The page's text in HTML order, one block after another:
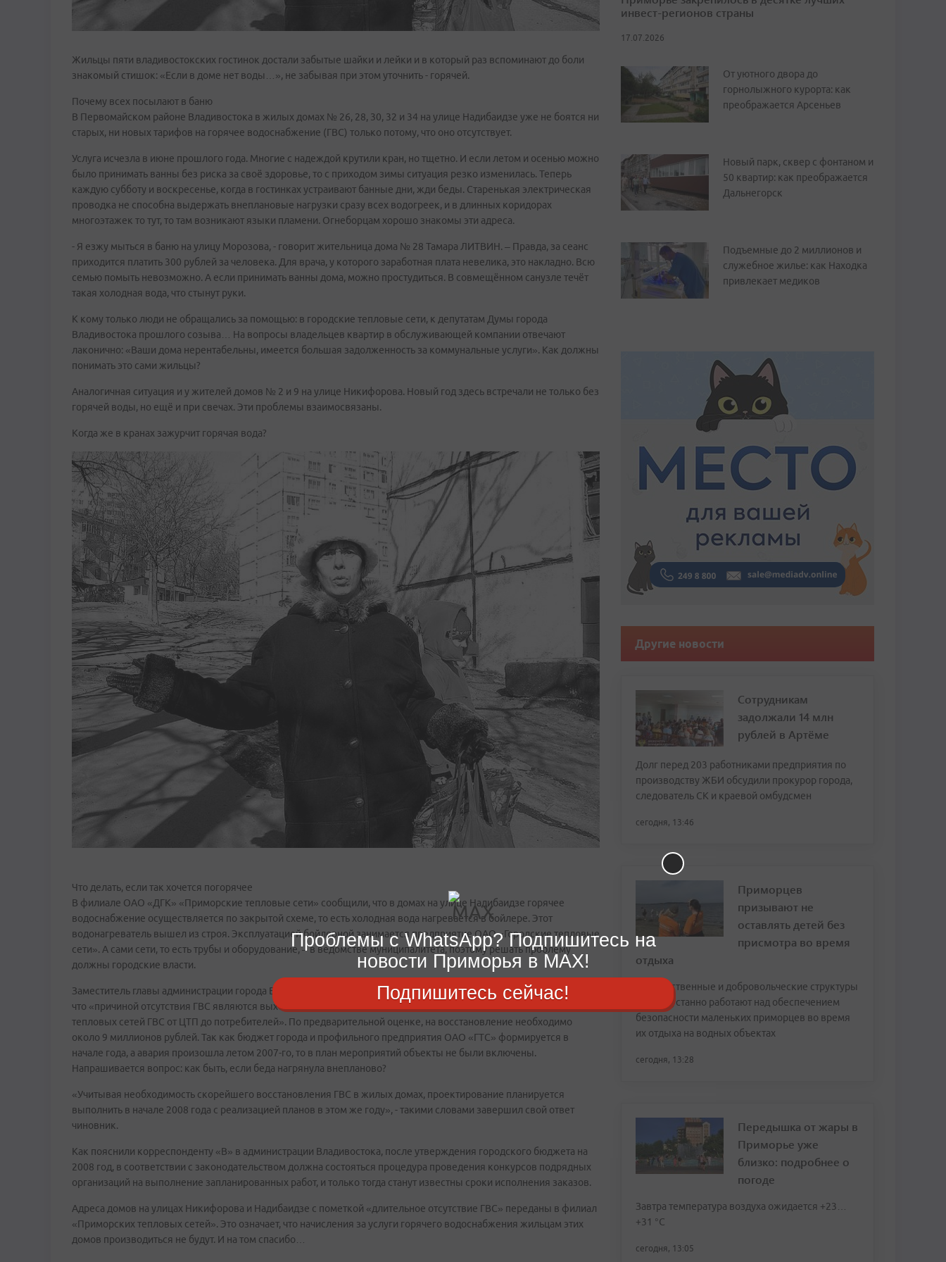
Жильцы пяти владивостокских гостинок достали забытые шайки и лейки и в который раз вспоминают до боли
знакомый стишок: «Если в доме нет воды…», не забывая при этом уточнить - горячей.
Почему всех посылают в баню
В Первомайском районе Владивостока в жилых домах № 26, 28, 30, 32 и 34 на улице Надибаидзе уже не боятся ни
старых, ни новых тарифов на горячее водоснабжение (ГВС) только потому, что оно отсутствует.
Услуга исчезла в июне прошлого года. Многие с надеждой крутили кран, но тщетно. И если летом и осенью можно
было принимать ванны без риска за своё здоровье, то с приходом зимы ситуация резко изменилась. Теперь
каждую субботу и воскресенье, когда в гостинках устраивают банные дни, жди беды. Старенькая электрическая
проводка не способна выдержать внеплановые нагрузки сразу всех водогреек, и в длинных коридорах
многоэтажек то тут, то там возникают языки пламени. Огнеборцам хорошо знакомы эти адреса.
- Я езжу мыться в баню на улицу Морозова, - говорит жительница дома № 28 Тамара ЛИТВИН. – Правда, за сеанс
приходится платить 300 рублей за человека. Для врача, у которого заработная плата невелика, это накладно. Всю
семью помыть невозможно. А если принимать ванны дома, можно простудиться. В совмещённом санузле течёт
такая холодная вода, что стынут руки.
К кому только люди не обращались за помощью: в городские тепловые сети, к депутатам Думы города
Владивостока прошлого созыва… На вопросы владельцев квартир в обслуживающей компании отвечают
лаконично: «Ваши дома нерентабельны, имеется большая задолженность за коммунальные услуги». Как должны
понимать это сами жильцы?
Аналогичная ситуация и у жителей домов № 2 и 9 на улице Никифорова. Новый год здесь встречали не только без
горячей воды, но ещё и при свечах. Эти проблемы взаимосвязаны.
Когда же в кранах зажурчит горячая вода?
Что делать, если так хочется погорячее
В филиале ОАО «ДГК» «Приморские тепловые сети» сообщили, что в домах на улице Надибаидзе горячее
водоснабжение осуществляется по закрытой схеме, то есть холодная вода нагревается в бойлере. Этот
водонагреватель вышел из строя. Эксплуатацией бойлерной занимается предприятие ОАО «Городские тепловые
сети». А сами сети, то есть трубы и оборудование, – в ведомстве муниципалитета, поэтому решать проблему
должны городские власти.
Заместитель главы администрации города Владивостока Александр БАРАБАНОВ дал письменное разъяснение,
что «причиной отсутствия ГВС являются выход из строя водонагревателей в ЦТП В-06 и физический износ
тепловых сетей ГВС от ЦТП до потребителей». По предварительной оценке, на восстановление необходимо
около 9 миллионов рублей. Так как бюджет города и профильного предприятия ОАО «ГТС» формируется в
начале года, а авария произошла летом 2007-го, то в план мероприятий объекты не были включены.
Напрашивается вопрос: как быть, если беда нагрянула внепланово?
«Учитывая необходимость скорейшего восстановления ГВС в жилых домах, проектирование планируется
выполнить в начале 2008 года с реализацией планов в этом же году», - такими словами завершил свой ответ
чиновник.
Как пояснили корреспонденту «В» в администрации Владивостока, после утверждения городского бюджета на
2008 год, в соответствии с законодательством должна состояться процедура проведения конкурсов подрядных
организаций на выполнение запланированных работ, и только тогда станут известны сроки исполнения заказов.
Адреса домов на улицах Никифорова и Надибаидзе с пометкой «длительное отсутствие ГВС» переданы в филиал
«Приморских тепловых сетей». Это означает, что начисления за услуги горячего водоснабжения жильцам этих
домов производиться не будут. И на том спасибо…
инвест-регионов страны
17.07.2026
От уютного двора до
горнолыжного курорта: как
преображается Арсеньев
Новый парк, сквер с фонтаном и
50 квартир: как преображается
Дальнегорск
Подъемные до 2 миллионов и
служебное жилье: как Находка
привлекает медиков
Другие новости
Сотрудникам
задолжали 14 млн
рублей в Артёме
Долг перед 203 работниками предприятия по
производству ЖБИ обсудили прокурор города,
следователь СК и краевой омбудсмен
сегодня, 13:46
Приморцев
призывают не
оставлять детей без
присмотра во время
отдыха
Государственные и добровольческие структуры
края неустанно работают над обеспечением
безопасности маленьких приморцев во время
их отдыха на водных объектах
сегодня, 13:28
Передышка от жары в
Приморье уже
близко: подробнее о
погоде
Завтра температура воздуха ожидается +23…
+31 °C
сегодня, 13:05
Проблемы с WhatsApp? Подпишитесь на
новости Приморья в MAX!
Подпишитесь сейчас!